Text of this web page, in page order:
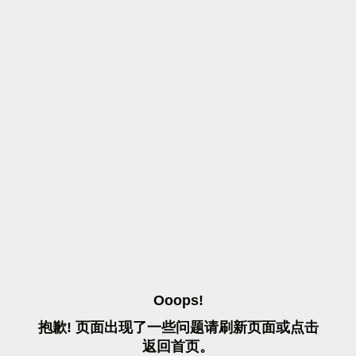
OOOPS!
抱歉! 页面出现了一些问题请刷 新页面或点击
返 回首页。